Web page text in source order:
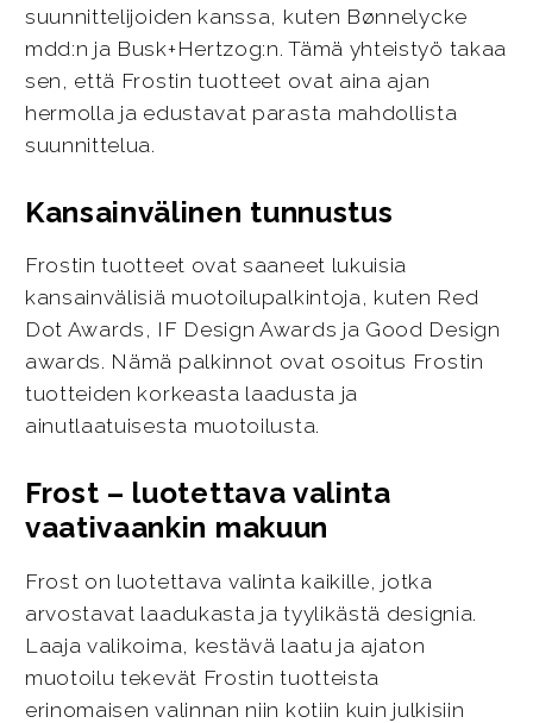
suunnittelijoiden kanssa, kuten Bønnelycke
mdd:n ja Busk+Hertzog:n. Tämä yhteistyö takaa
sen, että Frostin tuotteet ovat aina ajan
hermolla ja edustavat parasta mahdollista
suunnittelua.
Kansainvälinen tunnustus
Frostin tuotteet ovat saaneet lukuisia
kansainvälisiä muotoilupalkintoja, kuten Red
Dot Awards, IF Design Awards ja Good Design
awards. Nämä palkinnot ovat osoitus Frostin
tuotteiden korkeasta laadusta ja
ainutlaatuisesta muotoilusta.
Frost – luotettava valinta
vaativaankin makuun
Frost on luotettava valinta kaikille, jotka
arvostavat laadukasta ja tyylikästä designia.
Laaja valikoima, kestävä laatu ja ajaton
muotoilu tekevät Frostin tuotteista
erinomaisen valinnan niin kotiin kuin julkisiin